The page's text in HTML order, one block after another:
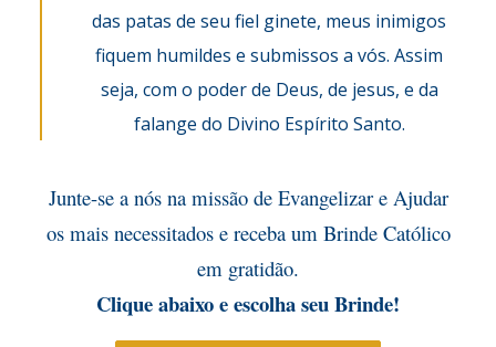
das patas de seu fiel ginete, meus inimigos
fiquem humildes e submissos a vós. Assim
seja, com o poder de Deus, de jesus, e da
falange do Divino Espírito Santo.
Junte-se a nós na missão de Evangelizar e Ajudar
os mais necessitados e receba um Brinde Católico
em gratidão.
Clique abaixo e escolha seu Brinde!